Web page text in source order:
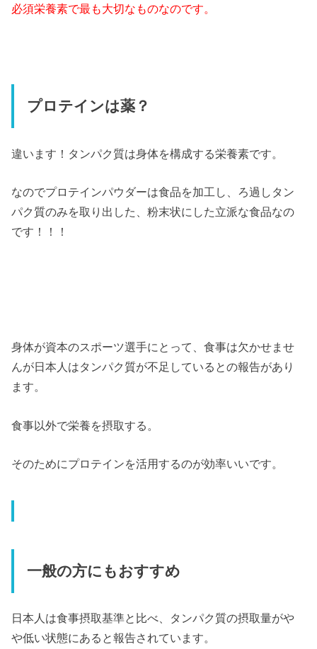
必須栄養素で最も大切なものなのです。
プロテインは薬？
違います！タンパク質は身体を構成する栄養素です。
なのでプロテインパウダーは食品を加工し、ろ過しタン
パク質のみを取り出した、粉末状にした立派な食品なの
です！！！
身体が資本のスポーツ選手にとって、食事は欠かせませ
んが日本人はタンパク質が不足しているとの報告があり
ます。
食事以外で栄養を摂取する。
そのためにプロテインを活用するのが効率いいです。
一般の方にもおすすめ
日本人は食事摂取基準と比べ、タンパク質の摂取量がや
や低い状態にあると報告されています。